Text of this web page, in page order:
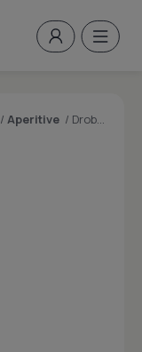
/ Aperitive / Drob de pui in foietaj